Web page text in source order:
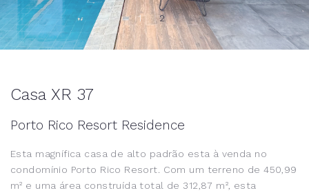
1 2
Casa XR 37
Porto Rico Resort Residence
Esta magnífica casa de alto padrão esta à venda no
condomínio Porto Rico Resort. Com um terreno de 450,99
m² e uma área construída total de 312,87 m², esta